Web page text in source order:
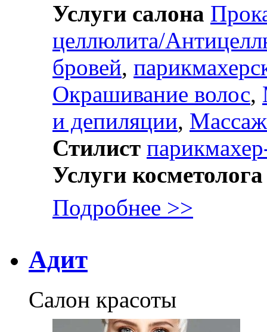
Услуги салона
целлюлита/
бровей,
Окрашивание волос,
и депиляции, Массаж
Стилист
Услуги косметолога
Подробнее >>
Адит
Салон красоты